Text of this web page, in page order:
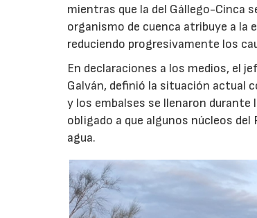
mientras que la del Gállego-Cinca
organismo de cuenca atribuye a la
reduciendo progresivamente los
En declaraciones a los medios, el
Galván, definió la situación actual
y los embalses se llenaron durante
obligado a que algunos núcleos
agua.